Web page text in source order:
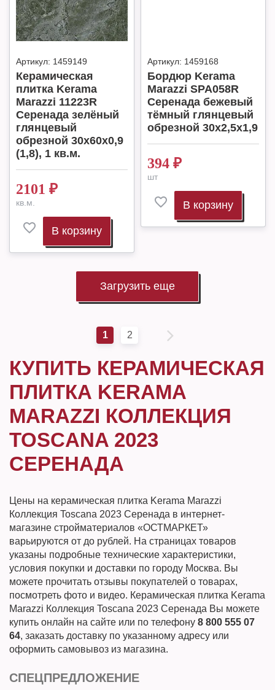
Артикул: 1459149
Керамическая
плитка Kerama
Marazzi 11223R
Серенада зелёный
глянцевый
обрезной 30x60x0,9
(1,8), 1 кв.м.
2101 ₽
кв.м.
В корзину
Артикул: 1459168
Бордюр Kerama
Marazzi SPA058R
Серенада бежевый
тёмный глянцевый
обрезной 30x2,5x1,9
394 ₽
шт
В корзину
Загрузить еще
1 2
КУПИТЬ КЕРАМИЧЕСКАЯ
ПЛИТКА KERAMA
MARAZZI КОЛЛЕКЦИЯ
TOSCANA 2023
СЕРЕНАДА
Цены на керамическая плитка Kerama Marazzi
Коллекция Toscana 2023 Серенада в интернет-
магазине стройматериалов «ОСТМАРКЕТ»
варьируются от до рублей. На страницах товаров
указаны подробные технические характеристики,
условия покупки и доставки по городу Москва. Вы
можете прочитать отзывы покупателей о товарах,
посмотреть фото и видео. Керамическая плитка Kerama
Marazzi Коллекция Toscana 2023 Серенада Вы можете
купить онлайн на сайте или по телефону 8 800 555 07
64, заказать доставку по указанному адресу или
оформить самовывоз из магазина.
СПЕЦПРЕДЛОЖЕНИЕ